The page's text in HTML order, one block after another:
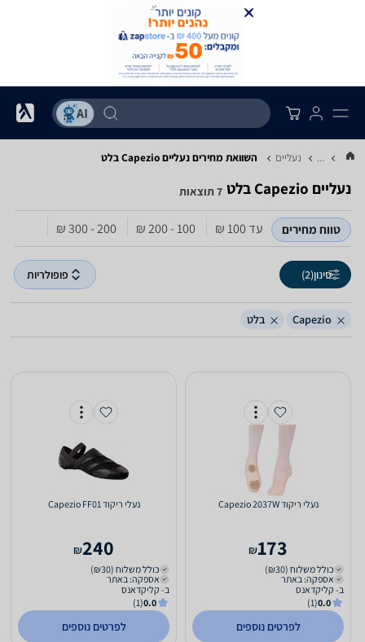
... נעליים השוואת מחירים נעליים ‏Capezio ‏בלט
נעליים ‏Capezio ‏בלט 7 תוצאות
טווח מחירים עד 100‏ ₪ 100 - 200‏ ₪
200 - 300‏ ₪
סינון(2) פופולריות
Capezio בלט
‏נעלי ריקוד Capezio 2037W
173
₪
כולל משלוח (₪30)
אספקה: באתר
ב- קליקדאנס
0.0
(1)
לפרטים נוספים
‏נעלי ריקוד Capezio FF01
240
₪
כולל משלוח (₪30)
אספקה: באתר
ב- קליקדאנס
0.0
(1)
לפרטים נוספים